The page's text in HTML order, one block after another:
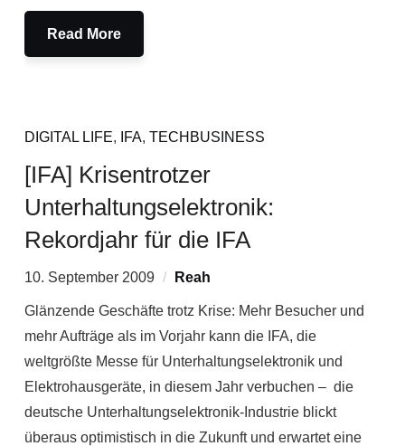
Read More
DIGITAL LIFE, IFA, TECHBUSINESS
[IFA] Krisentrotzer
Unterhaltungselektronik:
Rekordjahr für die IFA
10. September 2009 Reah
Glänzende Geschäfte trotz Krise: Mehr Besucher und
mehr Aufträge als im Vorjahr kann die IFA, die
weltgrößte Messe für Unterhaltungselektronik und
Elektrohausgeräte, in diesem Jahr verbuchen – die
deutsche Unterhaltungselektronik-Industrie blickt
überaus optimistisch in die Zukunft und erwartet eine